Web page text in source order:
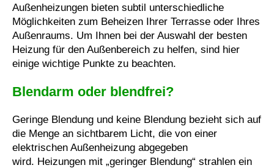
Außenheizungen bieten subtil unterschiedliche
Möglichkeiten zum Beheizen Ihrer Terrasse oder Ihres
Außenraums. Um Ihnen bei der Auswahl der besten
Heizung für den Außenbereich zu helfen, sind hier
einige wichtige Punkte zu beachten.
Blendarm oder blendfrei?
Geringe Blendung und keine Blendung bezieht sich auf
die Menge an sichtbarem Licht, die von einer
elektrischen Außenheizung abgegeben
wird. Heizungen mit „geringer Blendung“ strahlen ein